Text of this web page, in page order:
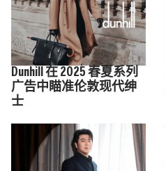
Dunhill 在 2025 春夏系列
广告中瞄准伦敦现代绅
士